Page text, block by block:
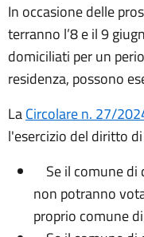
In occasione delle
terranno l’8 e il 9
domiciliati per un
residenza, possono
LaCircolare n. 27/
l'esercizio del diritto
Se il comune di
non potranno
proprio comune